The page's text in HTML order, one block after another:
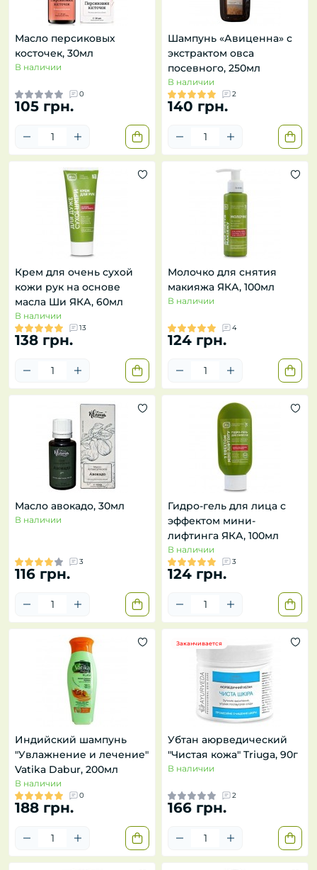
Масло персиковых
косточек, 30мл
В наличии
0
105 грн.
Шампунь «Авиценна» с
экстрактом овса
посевного, 250мл
В наличии
2
140 грн.
Крем для очень сухой
кожи рук на основе
масла Ши ЯКА, 60мл
В наличии
13
138 грн.
Молочко для снятия
макияжа ЯКА, 100мл
В наличии
4
124 грн.
Масло авокадо, 30мл
В наличии
3
116 грн.
Гидро-гель для лица с
эффектом мини-
лифтинга ЯКА, 100мл
В наличии
3
124 грн.
Индийский шампунь
"Увлажнение и лечение"
Vatika Dabur, 200мл
В наличии
0
188 грн.
Заканчивается
Убтан аюрведический
"Чистая кожа" Triuga, 90г
В наличии
2
166 грн.